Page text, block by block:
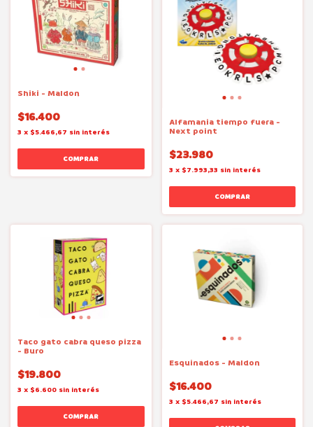
Shiki - Maldon
$16.400
3 x $5.466,67 sin interés
Alfamania tiempo fuera -
Next point
$23.980
3 x $7.993,33 sin interés
Taco gato cabra queso pizza
- Buro
$19.800
3 x $6.600 sin interés
Esquinados - Maldon
$16.400
3 x $5.466,67 sin interés